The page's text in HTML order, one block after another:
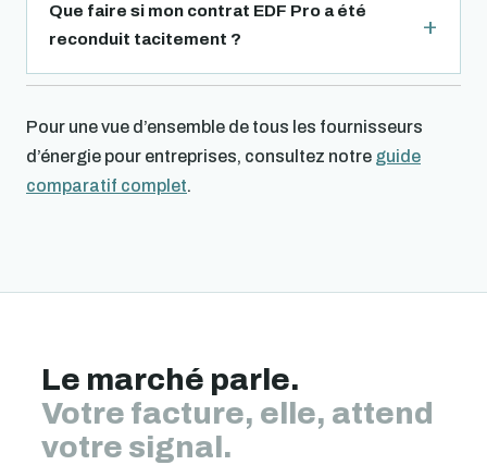
Que faire si mon contrat EDF Pro a été
reconduit tacitement ?
Pour une vue d’ensemble de tous les fournisseurs
d’énergie pour entreprises, consultez notre guide
comparatif complet.
Le marché parle.
Votre facture, elle, attend
votre signal.